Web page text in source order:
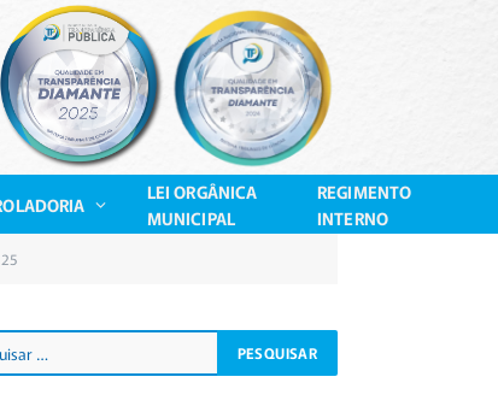
LEI ORGÂNICA
MUNICIPAL
REGIMENTO
INTERNO